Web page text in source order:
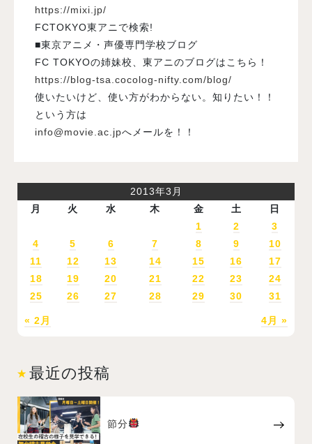
https://mixi.jp/
FCTOKYO東アニで検索!
■東京アニメ・声優専門学校ブログ
FC TOKYOの姉妹校、東アニのブログはこちら！
https://blog-tsa.cocolog-nifty.com/blog/
使いたいけど、使い方がわからない。知りたい！！
という方は
info@movie.ac.jpへメールを！！
2013年3月
月
火 水 木 金 土 日
« 2月 4月 »
1 2
3
4
5 6 7 8 9
10
11
12 13 14 15 16
17
18
19 20 21 22 23
24
25
26 27 28 29 30 31
最近の投稿
節分